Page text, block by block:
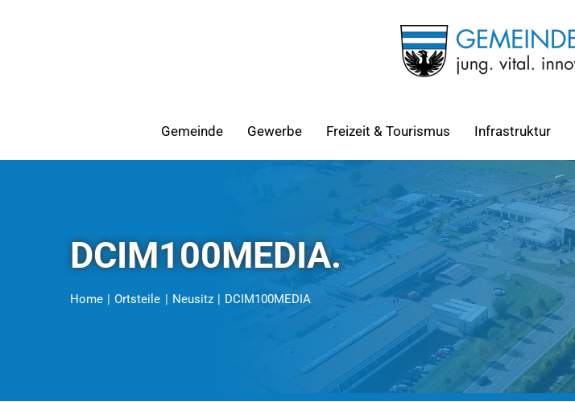
Gemeinde Gewerbe Freizeit & Tourismus Infrastruktur
DCIM100MEDIA.
Home Ortsteile Neusitz DCIM100MEDIA